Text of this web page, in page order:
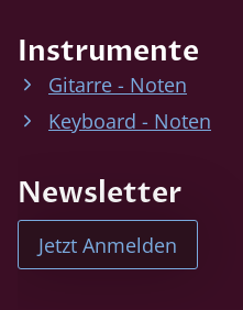
Instrumente
Gitarre - Noten
Keyboard - Noten
Newsletter
Jetzt Anmelden